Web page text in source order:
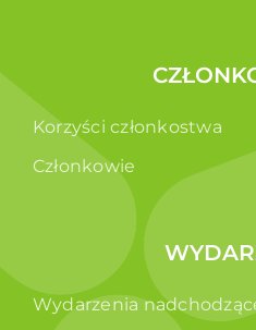
Korzyści członkostwa
Członkowie
Wydarzenia